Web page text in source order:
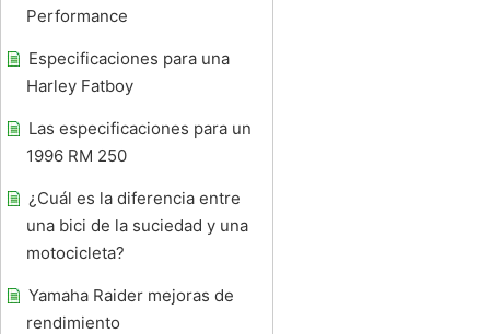
Performance
Especificaciones para una
Harley Fatboy
Las especificaciones para un
1996 RM 250
¿Cuál es la diferencia entre
una bici de la suciedad y una
motocicleta?
Yamaha Raider mejoras de
rendimiento